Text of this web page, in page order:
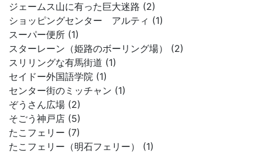
ジェームス山に有った巨大迷路 (2)
ショッピングセンター アルティ (1)
スーパー便所 (1)
スターレーン（姫路のボーリング場） (2)
スリリングな有馬街道 (1)
セイドー外国語学院 (1)
センター街のミッチャン (1)
ぞうさん広場 (2)
そごう神戸店 (5)
たこフェリー (7)
たこフェリー（明石フェリー） (1)